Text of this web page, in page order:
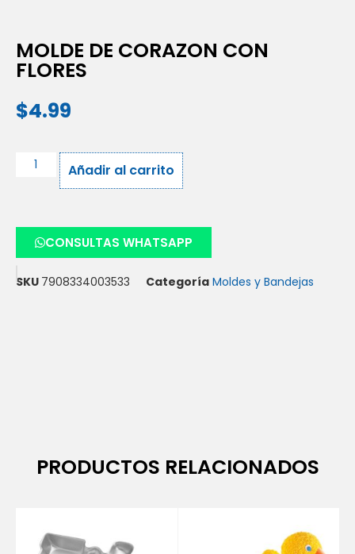
MOLDE DE CORAZON CON
FLORES
$4.99
Añadir al carrito
CONSULTAS WHATSAPP
SKU 7908334003533 Categoría Moldes y Bandejas
PRODUCTOS RELACIONADOS